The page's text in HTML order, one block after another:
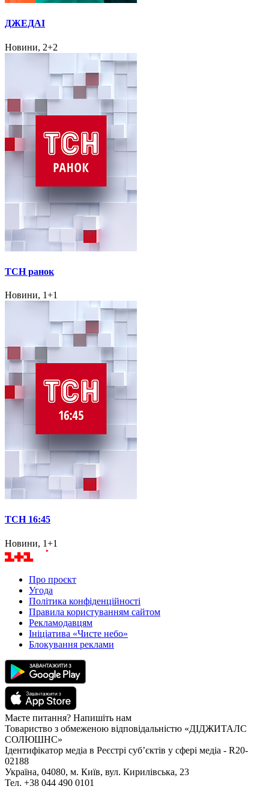
ДЖЕДАІ
Новини, 2+2
ТСН ранок
Новини, 1+1
ТСН 16:45
Новини, 1+1
Про проєкт
Угода
Політика конфіденційності
Правила користуванням сайтом
Рекламодавцям
Ініціатива «Чисте небо»
Блокування реклами
Маєте питання? Напишіть нам
Товариство з обмеженою відповідальністю «ДІДЖИТАЛС
СОЛЮШНС»
Ідентифікатор медіа в Реєстрі суб’єктів у сфері медіа - R20-
02188
Україна, 04080, м. Київ, вул. Кирилівська, 23
Тел. +38 044 490 0101